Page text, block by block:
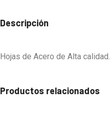
Descripción
Hojas de Acero de Alta calidad.
Productos relacionados